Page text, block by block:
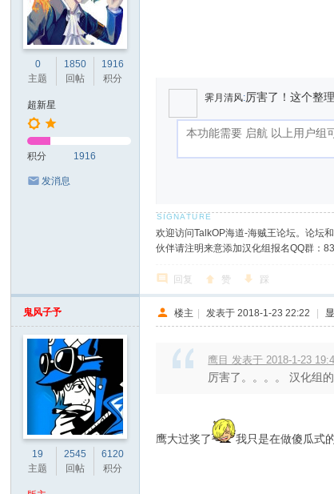
0
主题
1850
回帖
1916
积分
超新星
积分 1916
发消息
霁月清风:厉害了！这个整理
欢迎访问TalkOP海道-海贼王论坛。论坛
伙伴请注明来意添加汉化组报名QQ群：
回复 赞 踩
鬼风子予
19
主题
2545
回帖
6120
积分
楼主 | 发表于 2018-1-23 22:22 |
鹰目 发表于 2018-1-23
厉害了。。。。 汉化组
鹰大过奖了 我只是在做傻瓜式